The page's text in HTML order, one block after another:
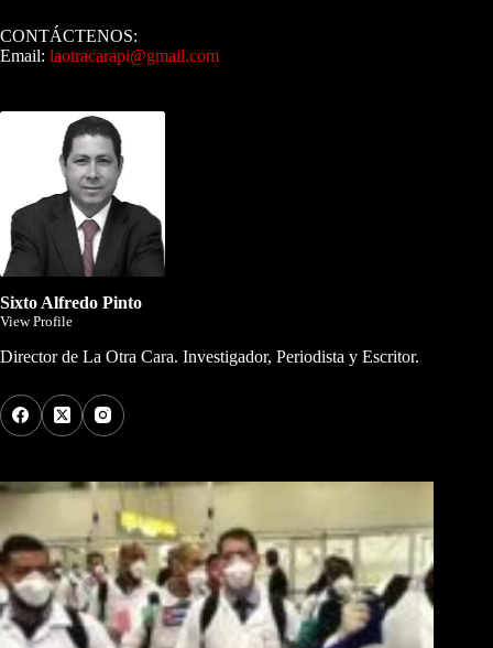
CONTÁCTENOS:
Email: laotracarapi@gmail.com
Sixto Alfredo Pinto
View Profile
Director de La Otra Cara. Investigador, Periodista y Escritor.